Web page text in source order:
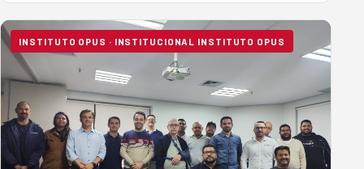
no livro Gerenciamen…
INSTITUTO OPUS · INSTITUCIONAL INSTITUTO OPUS